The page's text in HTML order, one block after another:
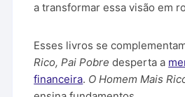
a transformar essa visão em
Esses livros se
Rico, Pai Pobre desperta a
financeira. O Homem Mais